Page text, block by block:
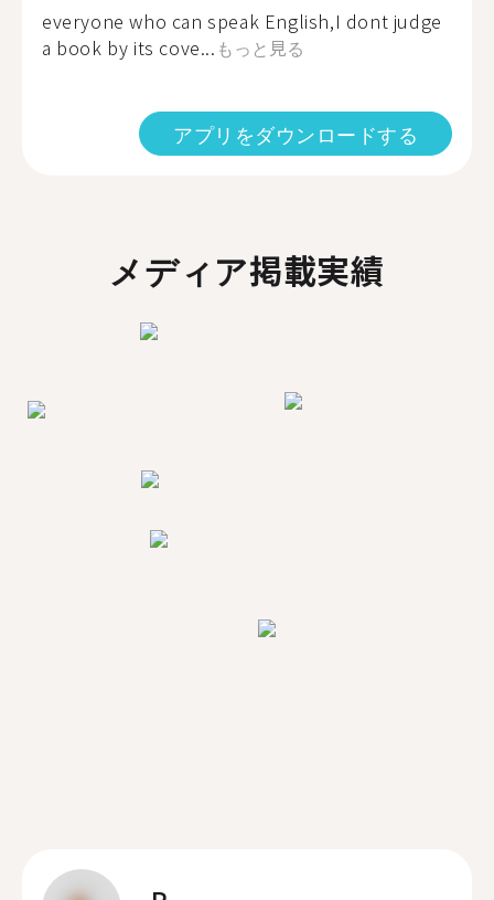
everyone who can speak English,I dont judge
a book by its cove... もっと見る
アプリをダウンロードする
メディア掲載実績